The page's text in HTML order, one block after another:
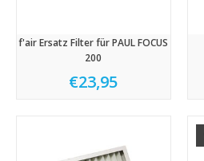
f'air Ersatz Filter für PAUL FOCUS
200
€23,95